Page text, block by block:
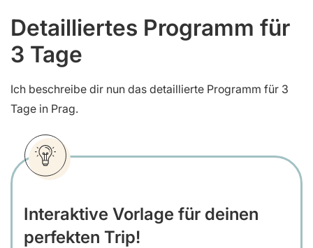
Detailliertes Programm für
3 Tage
Ich beschreibe dir nun das detaillierte Programm für 3
Tage in Prag.
Interaktive Vorlage für deinen
perfekten Trip!